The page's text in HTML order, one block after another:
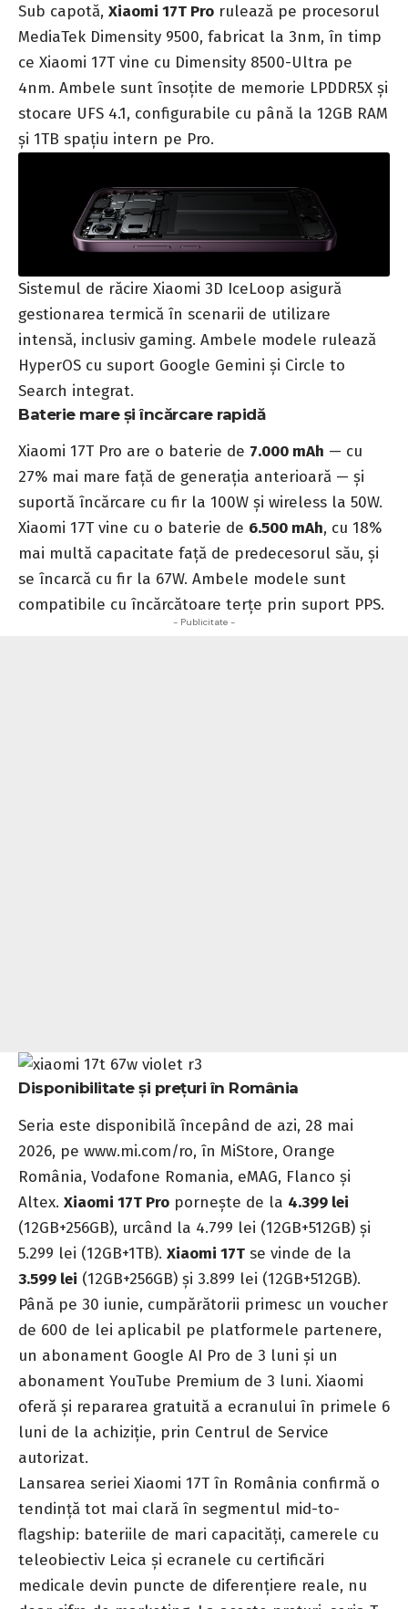
Sub capotă, Xiaomi 17T Pro rulează pe procesorul
MediaTek Dimensity 9500, fabricat la 3nm, în timp
ce Xiaomi 17T vine cu Dimensity 8500-Ultra pe
4nm. Ambele sunt însoțite de memorie LPDDR5X și
stocare UFS 4.1, configurabile cu până la 12GB RAM
și 1TB spațiu intern pe Pro.
Sistemul de răcire Xiaomi 3D IceLoop asigură
gestionarea termică în scenarii de utilizare
intensă, inclusiv gaming. Ambele modele rulează
HyperOS cu suport Google Gemini și Circle to
Search integrat.
Baterie mare și încărcare rapidă
Xiaomi 17T Pro are o baterie de 7.000 mAh — cu
27% mai mare față de generația anterioară — și
suportă încărcare cu fir la 100W și wireless la 50W.
Xiaomi 17T vine cu o baterie de 6.500 mAh, cu 18%
mai multă capacitate față de predecesorul său, și
se încarcă cu fir la 67W. Ambele modele sunt
compatibile cu încărcătoare terțe prin suport PPS.
- Publicitate -
Disponibilitate și prețuri în România
Seria este disponibilă începând de azi, 28 mai
2026, pe www.mi.com/ro, în MiStore, Orange
România, Vodafone Romania, eMAG, Flanco și
Altex. Xiaomi 17T Pro pornește de la 4.399 lei
(12GB+256GB), urcând la 4.799 lei (12GB+512GB) și
5.299 lei (12GB+1TB). Xiaomi 17T se vinde de la
3.599 lei (12GB+256GB) și 3.899 lei (12GB+512GB).
Până pe 30 iunie, cumpărătorii primesc un voucher
de 600 de lei aplicabil pe platformele partenere,
un abonament Google AI Pro de 3 luni și un
abonament YouTube Premium de 3 luni. Xiaomi
oferă și repararea gratuită a ecranului în primele 6
luni de la achiziție, prin Centrul de Service
autorizat.
Lansarea seriei Xiaomi 17T în România confirmă o
tendință tot mai clară în segmentul mid-to-
flagship: bateriile de mari capacități, camerele cu
teleobiectiv Leica și ecranele cu certificări
medicale devin puncte de diferențiere reale, nu